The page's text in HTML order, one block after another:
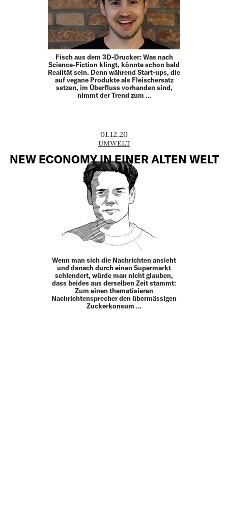
Fisch aus dem 3D-Drucker: Was nach
Science-Fiction klingt, könnte schon bald
Realität sein. Denn während Start-ups, die
auf vegane Produkte als Fleischersatz
setzen, im Überfluss vorhanden sind,
nimmt der Trend zum …
01.12.20
UMWELT
NEW ECONOMY IN EINER ALTEN WELT
Wenn man sich die Nachrichten ansieht
und danach durch einen Supermarkt
schlendert, würde man nicht glauben,
dass beides aus derselben Zeit stammt:
Zum einen thematisieren
Nachrichtensprecher den übermässigen
Zuckerkonsum …